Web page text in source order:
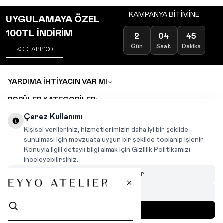
UYGULAMAYA ÖZEL
100TL İNDİRİM
KOD: APP100
KAMPANYA BİTİMİNE
2
Gün
04
Saat
45
Dakika
YARDIMA İHTİYACIN VAR MI
POPÜLER KATEGORİLER
DEĞİŞİM VE İADE TALEBİ
KARIYER
INSTAGRAM
Çerez Kullanımı
Kişisel verileriniz, hizmetlerimizin daha iyi bir şekilde
sunulması için mevzuata uygun bir şekilde toplanıp işlenir.
Konuyla ilgili detaylı bilgi almak için Gizlilik Politikamızı
inceleyebilirsiniz.
Çerezleri Özelleştir